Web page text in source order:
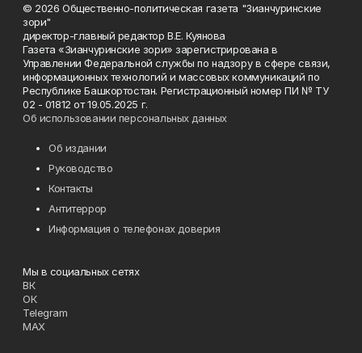
© 2026 Общественно-политическая газета "Зианчуринские
зори"
директор-главный редактор В.Е. Куянова
Газета «Зианчуринские зори» зарегистрирована в
Управлении Федеральной службы по надзору в сфере связи,
информационных технологий и массовых коммуникаций по
Республике Башкортостан. Регистрационный номер ПИ № ТУ
02 - 01812 от 19.05.2025 г.
Об использовании персональных данных
Об издании
Руководство
Контакты
Антитеррор
Информация о телефонах доверия
Мы в социальных сетях
ВК
ОК
Telegram
MAX